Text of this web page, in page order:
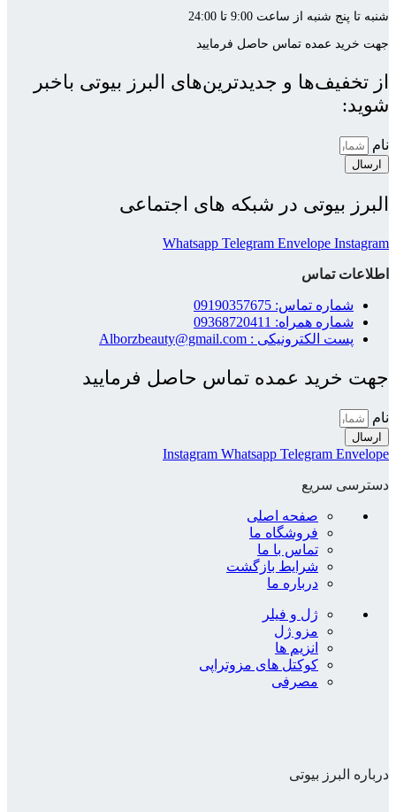
شنبه تا پنج شنبه از ساعت 9:00 تا 24:00
جهت خرید عمده تماس حاصل فرمایید
از تخفیف‌ها و جدیدترین‌های البرز بیوتی باخبر
شوید:
نام
ارسال
البرز بیوتی در شبکه های اجتماعی
Whatsapp Telegram Envelope Instagram
اطلاعات تماس
شماره تماس: 09190357675
شماره همراه: 09368720411
پست الکترونیکی : Alborzbeauty@gmail.com
جهت خرید عمده تماس حاصل فرمایید
نام
ارسال
Instagram Whatsapp Telegram Envelope
دسترسی سریع
صفحه اصلی
فروشگاه ما
تماس با ما
شرایط بازگشت
درباره ما
ژل و فیلر
مزو ژل
انزیم ها
کوکتل های مزوتراپی
مصرفی
درباره البرز بیوتی